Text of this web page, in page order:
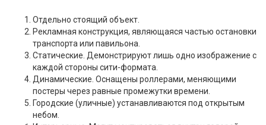
Отдельно стоящий объект.
Рекламная конструкция, являющаяся частью остановки
транспорта или павильона.
Статические. Демонстрируют лишь одно изображение с
каждой стороны сити-формата.
Динамические. Оснащены роллерами, меняющими
постеры через равные промежутки времени.
Городские (уличные) устанавливаются под открытым
небом.